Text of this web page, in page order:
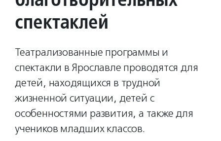
спектаклей
Театрализованные программы и
спектакли в Ярославле проводятся для
детей, находящихся в трудной
жизненной ситуации, детей с
особенностями развития, а также для
учеников младших классов.